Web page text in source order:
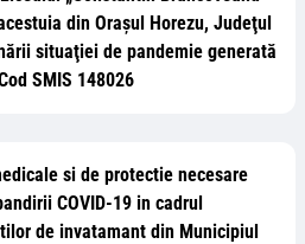
din Oraşul Horezu, Judeţul
situaţiei de pandemie generată
SMIS 148026
si de protectie necesare
COVID-19 in cadrul
de invatamant din Municipiul